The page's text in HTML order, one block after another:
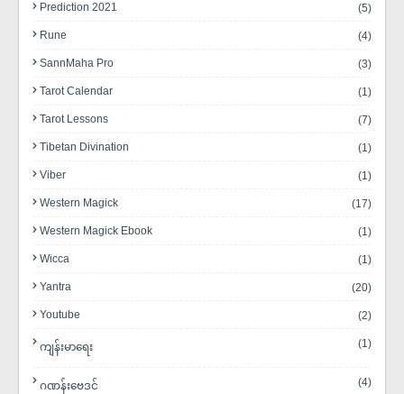
Prediction 2021 (5)
Rune (4)
SannMaha Pro (3)
Tarot Calendar (1)
Tarot Lessons (7)
Tibetan Divination (1)
Viber (1)
Western Magick (17)
Western Magick Ebook (1)
Wicca (1)
Yantra (20)
Youtube (2)
ကျန်းမာရေး (1)
ဂဏန်းဗေဒင် (4)